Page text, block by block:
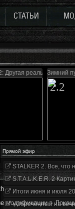
СТАТЬИ
Другая реальность
Зимний
2.2
Прямой эфир
STALKER 2. Все, что
S.T.A.L.K.E.R. 2
Итоги июня и июля
«Обречённый на
модификации »